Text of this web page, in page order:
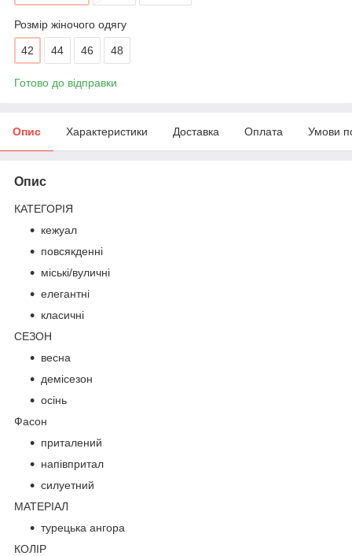
Розмір жіночого одягу
42 44 46 48
Готово до відправки
Опис Характеристики Доставка Оплата Умови
Опис
КАТЕГОРІЯ
кежуал
повсякденні
міські/вуличні
елегантні
класичні
СЕЗОН
весна
демісезон
осінь
Фасон
приталений
напівпритал
силуетний
МАТЕРІАЛ
турецька ангора
КОЛІР